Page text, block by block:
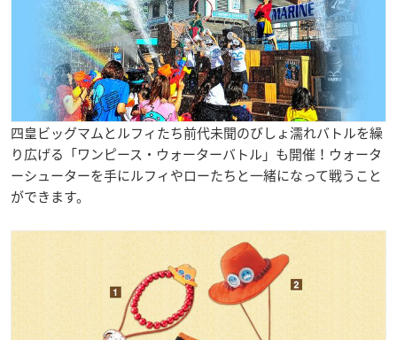
四皇ビッグマムとルフィたち前代未聞のびしょ濡れバトルを繰
り広げる「ワンピース・ウォーターバトル」も開催！ウォータ
ーシューターを手にルフィやローたちと一緒になって戦うこと
ができます。